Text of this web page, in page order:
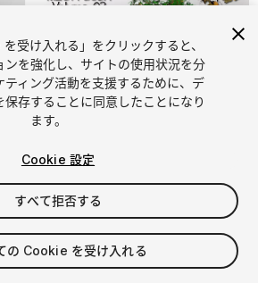
1/ 25
れます
を受け入れる」をクリックすると、
ンを強化し、サイトの使用状況を分
ティング活動を支援するために、デ
存することに同意したことになり
ます。
Cookie 設定
すべて拒否する
の Cookie を受け入れる